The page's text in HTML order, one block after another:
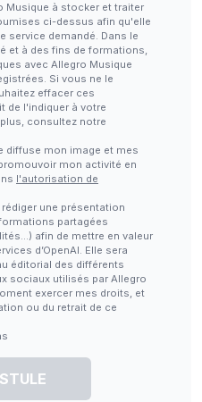
Musique à stocker et traiter
ci-dessus afin qu'elle
service demandé. Dans le
et à des fins de formations,
avec Allegro Musique
Si vous ne le
effacer ces
de l'indiquer à votre
consultez notre
diffuse mon image et mes
mon activité en
l'autorisation de
une présentation
partagées
afin de mettre en valeur
d’OpenAI. Elle sera
éditorial des différents
sociaux utilisés par Allegro
exercer mes droits, et
ou du retrait de ce